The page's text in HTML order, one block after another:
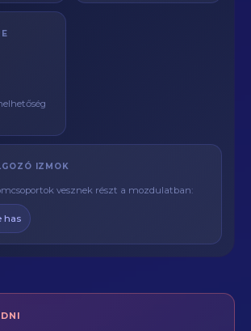
IZMOK
vesznek részt a mozdulatban:
has